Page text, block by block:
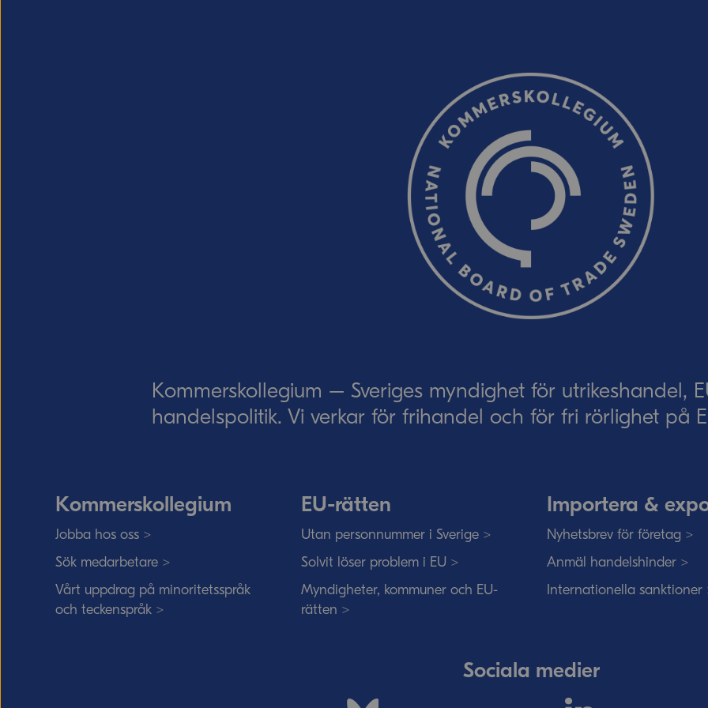
Ordverifiering Uppdatera captcha
Kommerskollegium – Sveriges myndighet för utrikeshandel,
handelspolitik. Vi verkar för frihandel och för fri rörlighet på
Kommerskollegium
Jobba hos oss >
Sök medarbetare >
Vårt uppdrag på minoritetsspråk
och teckenspråk >
EU-rätten
Utan personnummer i Sverige >
Solvit löser problem i EU >
Myndigheter, kommuner och EU-
rätten >
Importera &
Nyhetsbrev för företag >
Anmäl handelshinder >
Internationella sanktioner
Sociala medier